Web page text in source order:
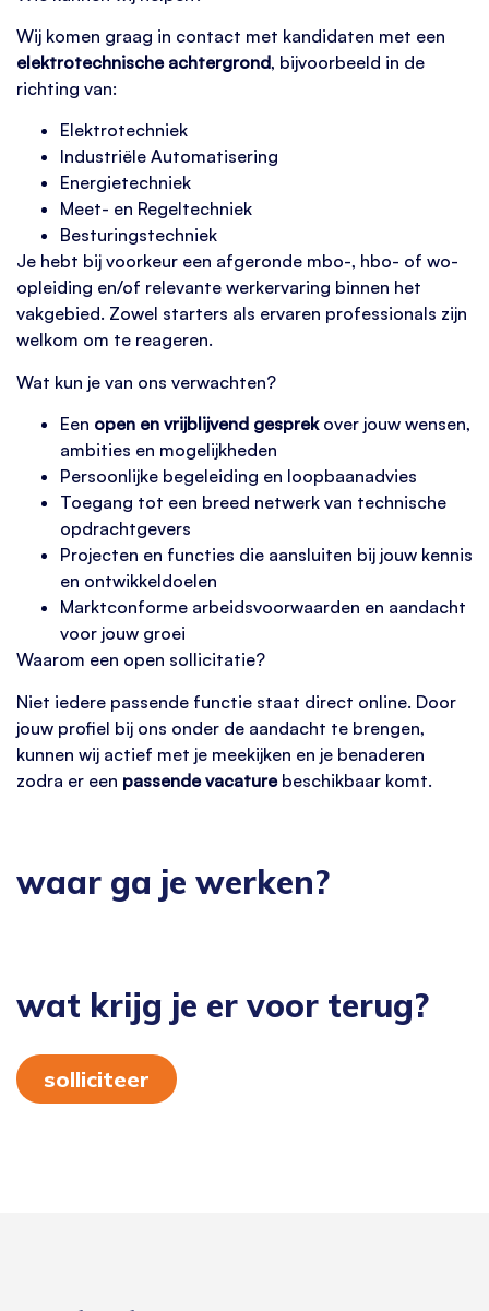
Wij komen graag in contact met kandidaten met een
elektrotechnische achtergrond, bijvoorbeeld in de
richting van:
Elektrotechniek
Industriële Automatisering
Energietechniek
Meet- en Regeltechniek
Besturingstechniek
Je hebt bij voorkeur een afgeronde mbo-, hbo- of wo-
opleiding en/of relevante werkervaring binnen het
vakgebied. Zowel starters als ervaren professionals zijn
welkom om te reageren.
Wat kun je van ons verwachten?
Een open en vrijblijvend gesprekover jouw wensen,
ambities en mogelijkheden
Persoonlijke begeleiding en loopbaanadvies
Toegang tot een breed netwerk van technische
opdrachtgevers
Projecten en functies die aansluiten bij jouw kennis
en ontwikkeldoelen
Marktconforme arbeidsvoorwaarden en aandacht
voor jouw groei
Waarom een open sollicitatie?
Niet iedere passende functie staat direct online. Door
jouw profiel bij ons onder de aandacht te brengen,
kunnen wij actief met je meekijken en je benaderen
zodra er een passende vacature beschikbaar komt.
waar ga je werken?
wat krijg je er voor terug?
solliciteer